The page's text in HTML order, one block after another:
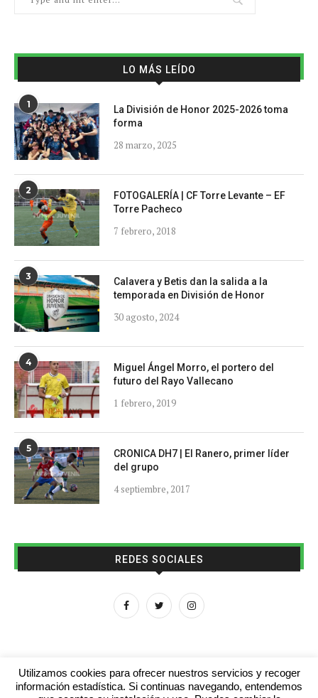
LO MÁS LEÍDO
1
La División de Honor 2025-2026 toma
forma
28 marzo, 2025
2
FOTOGALERÍA | CF Torre Levante – EF
Torre Pacheco
7 febrero, 2018
3
Calavera y Betis dan la salida a la
temporada en División de Honor
30 agosto, 2024
4
Miguel Ángel Morro, el portero del
futuro del Rayo Vallecano
1 febrero, 2019
5
CRONICA DH7 | El Ranero, primer líder
del grupo
4 septiembre, 2017
REDES SOCIALES
Utilizamos cookies para ofrecer nuestros servicios y recoger
información estadística. Si continuas navegando, entendemos